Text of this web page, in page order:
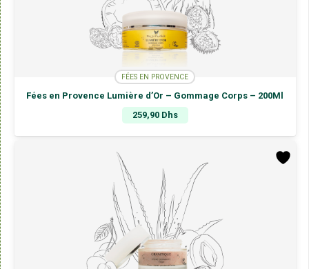
FÉES EN PROVENCE
Fées en Provence Lumière d’Or – Gommage Corps – 200Ml
259,90 Dhs